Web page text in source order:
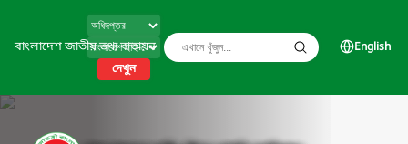
বাংলাদেশ জাতীয় তথ্য বাতায়ন
দেখুন
English